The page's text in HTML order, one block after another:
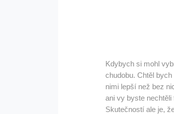
Kdybych si mohl
chudobu. Chtěl
nimi lepší než bez
ani vy byste
Skutečností ale je,